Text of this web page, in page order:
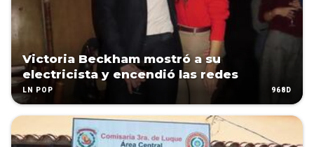
Victoria Beckham mostró a su
electricista y encendió las redes
LN POP 968D